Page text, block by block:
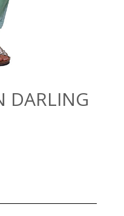
DARLING